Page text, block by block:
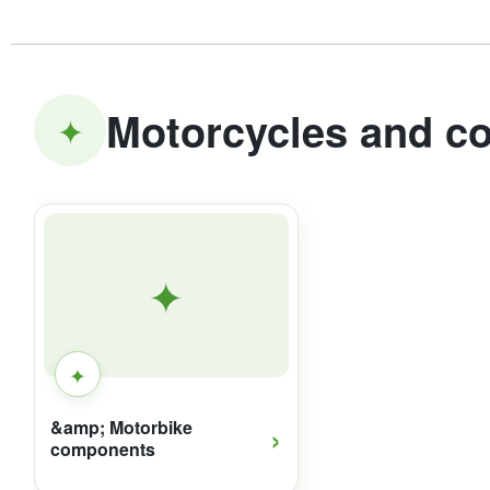
✦ Motorcycles and
✦
✦
&amp; Motorbike
components
›